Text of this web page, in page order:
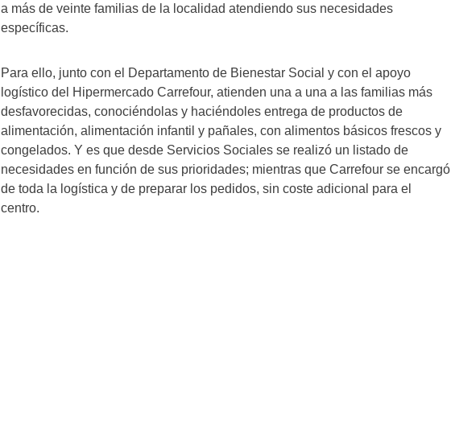
a más de veinte familias de la localidad atendiendo sus necesidades
específicas.
Para ello, junto con el Departamento de Bienestar Social y con el apoyo
logístico del Hipermercado Carrefour, atienden una a una a las familias más
desfavorecidas, conociéndolas y haciéndoles entrega de productos de
alimentación, alimentación infantil y pañales, con alimentos básicos frescos y
congelados. Y es que desde Servicios Sociales se realizó un listado de
necesidades en función de sus prioridades; mientras que Carrefour se encargó
de toda la logística y de preparar los pedidos, sin coste adicional para el
centro.